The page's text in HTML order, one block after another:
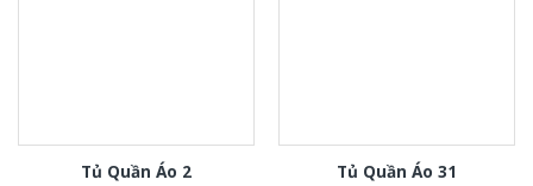
Tủ Quần Áo 2 Tủ Quần Áo 31